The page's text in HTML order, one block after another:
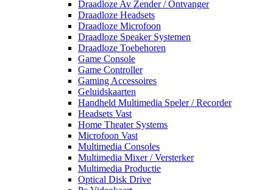
Draadloze Av Zender / Ontvanger
Draadloze Headsets
Draadloze Microfoon
Draadloze Speaker Systemen
Draadloze Toebehoren
Game Console
Game Controller
Gaming Accessoires
Geluidskaarten
Handheld Multimedia Speler / Recorder
Headsets Vast
Home Theater Systems
Microfoon Vast
Multimedia Consoles
Multimedia Mixer / Versterker
Multimedia Productie
Optical Disk Drive